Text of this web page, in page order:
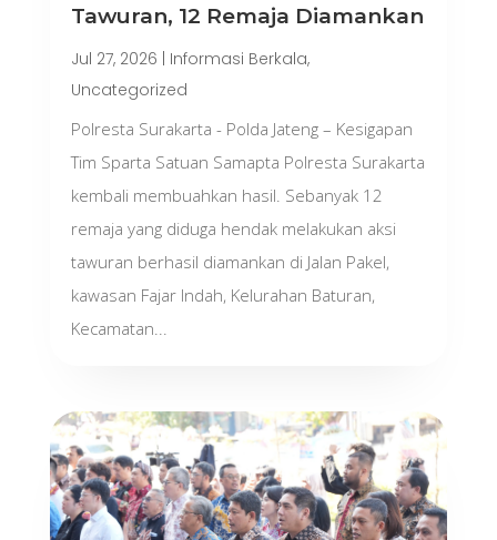
Tawuran, 12 Remaja Diamankan
Jul 27, 2026 Informasi Berkala,
Uncategorized
Polresta Surakarta - Polda Jateng – Kesigapan
Tim Sparta Satuan Samapta Polresta Surakarta
kembali membuahkan hasil. Sebanyak 12
remaja yang diduga hendak melakukan aksi
tawuran berhasil diamankan di Jalan Pakel,
kawasan Fajar Indah, Kelurahan Baturan,
Kecamatan...